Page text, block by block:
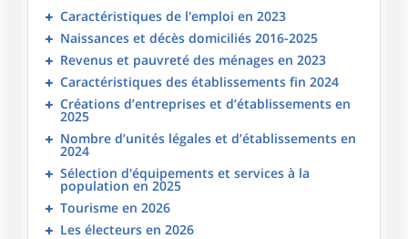
Caractéristiques de l'emploi en 2023
Naissances et décès domiciliés 2016-2025
Revenus et pauvreté des ménages en 2023
Caractéristiques des établissements fin 2024
Créations d’entreprises et d’établissements en
2025
Nombre d’unités légales et d’établissements en
2024
Sélection d'équipements et services à la
population en 2025
Tourisme en 2026
Les électeurs en 2026